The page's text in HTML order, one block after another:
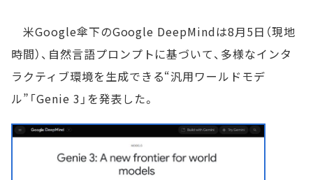
米Google傘下のGoogle DeepMindは8月5日（現地
時間）、自然言語プロンプトに基づいて、多様なインタ
ラクティブ環境を生成できる“汎用ワールドモデ
ル”「Genie 3」を発表した。